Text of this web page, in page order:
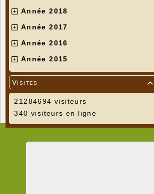
Année 2018
Année 2017
Année 2016
Année 2015

Visites
21284694 visiteurs
340 visiteurs en ligne